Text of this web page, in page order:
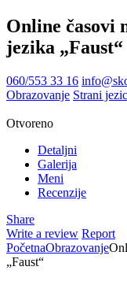
Online časovi
jezika „Faust“
060/553 33 16
Obrazovanje Strani
Otvoreno
Detaljni
Galerija
Meni
Recenzije
Share
Write a review Report
PočetnaObrazovanje
„Faust“